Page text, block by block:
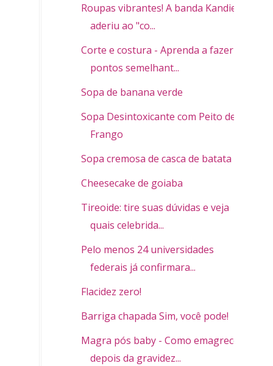
Roupas vibrantes! A banda Kandies já
aderiu ao "co...
Corte e costura - Aprenda a fazer
pontos semelhant...
Sopa de banana verde
Sopa Desintoxicante com Peito de
Frango
Sopa cremosa de casca de batata
Cheesecake de goiaba
Tireoide: tire suas dúvidas e veja
quais celebrida...
Pelo menos 24 universidades
federais já confirmara...
Flacidez zero!
Barriga chapada Sim, você pode!
Magra pós baby - Como emagrecer
depois da gravidez...